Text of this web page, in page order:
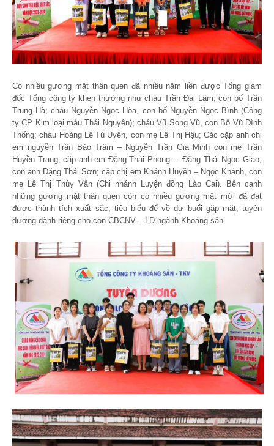
Có nhiều gương mặt thân quen đã nhiều năm liền được Tổng giám
đốc Tổng công ty khen thưởng như cháu Trần Đại Lâm, con bố Trần
Trung Hà; cháu Nguyễn Ngọc Hòa, con bố Nguyễn Ngọc Bình (Công
ty CP Kim loại màu Thái Nguyên); cháu Vũ Song Vũ, con Bố Vũ Đình
Thống; cháu Hoàng Lê Tú Uyên, con mẹ Lê Thị Hậu; Các cặp anh chị
em nguyễn Trần Bảo Trâm – Nguyễn Trần Gia Minh con mẹ Trần
Huyền Trang; cặp anh em Đặng Thái Phong – Đặng Thái Ngọc Giao,
con anh Đặng Thái Sơn; cặp chị em Khánh Huyền – Ngọc Khánh, con
mẹ Lê Thị Thùy Vân (Chi nhánh Luyện đồng Lào Cai). Bên cạnh
những gương mặt thân quen còn có nhiều gương mặt mới đã đạt
được thành tích xuất sắc, tiêu biểu để về dự buổi gặp mặt, tuyên
dương dành riêng cho con CBCNV – LĐ ngành Khoáng sản.